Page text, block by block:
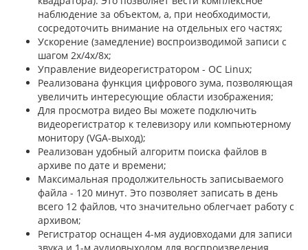
наблюдение за объектом, а, при необходимости,
сосредоточить внимание на отдельных его частях;
Ускорение (замедление) воспроизводимой записи с
шагом 2х/4х/8х;
Управление видеорегистратором - ОС Linux;
Реализована функция цифрового зума, позволяющая
увеличить интересующие области изображения;
Для просмотра видео Вы можете подключить
видеорегистратор к телевизору или компьютерному
монитору (VGA-выход);
Реализован удобный алгоритм поиска файлов в
архиве по дате и времени;
Максимальная продолжительность записываемого
файла - 120 минут. Это позволяет записать в день
всего 12 файлов, что значительно облегчает работу с
архивом;
Регистратор оснащен 4-мя аудиовходами для записи